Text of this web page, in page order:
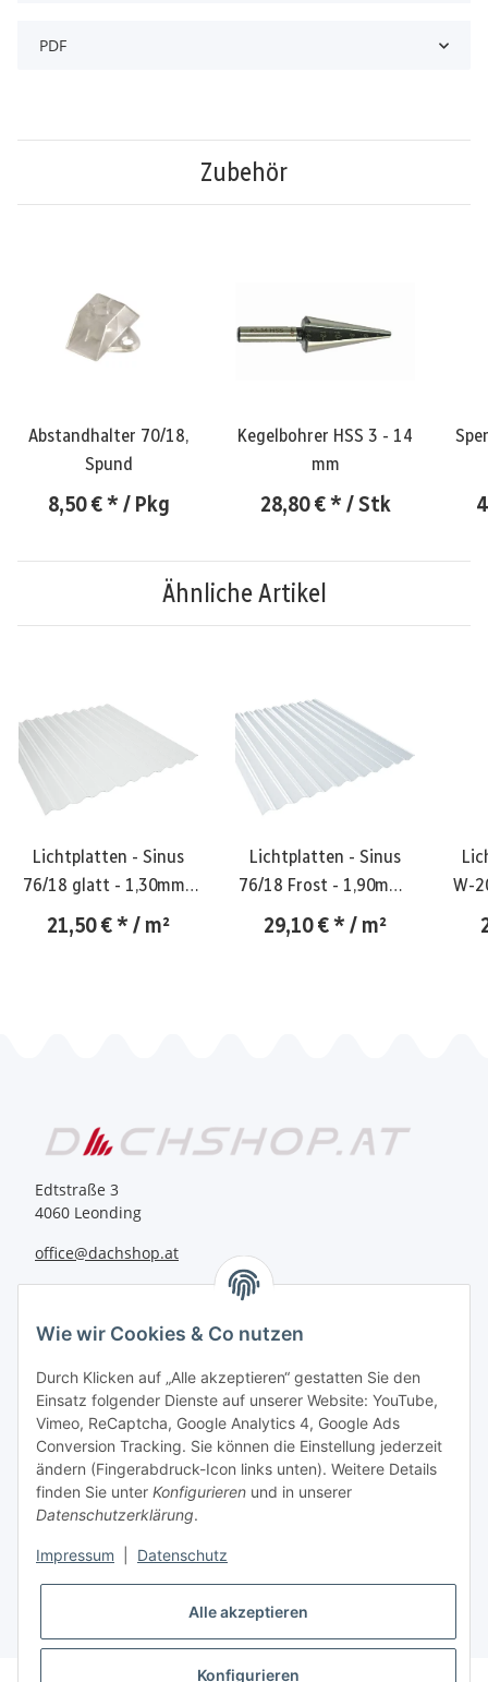
PDF
Zubehör
Abstandhalter 70/18,
Spund
8,50 €* / Pkg
Kegelbohrer HSS 3 - 14
mm
28,80 €* / Stk
Ähnliche Artikel
Lichtplatten - Sinus
76/18 glatt - 1,30mm /
Bio Line - klar
21,50 €* / m²
Lichtplatten - Sinus
76/18 Frost - 1,90mm /
Bio Line - gekräuselt
29,10 €* / m²
W-
Edtstraße 3
4060 Leonding
office@dachshop.at
Informationen
Sie haben Fragen zu
+43 732 67 37 27
Wie wir Cookies & Co nutzen
Durch Klicken auf „Alle akzeptieren“ gestatten Sie den
Einsatz folgender Dienste auf unserer Website: YouTube,
Vimeo, ReCaptcha, Google Analytics 4, Google Ads
Conversion Tracking. Sie können die Einstellung jederzeit
ändern (Fingerabdruck-Icon links unten). Weitere Details
finden Sie unter Konfigurieren und in unserer
Datenschutzerklärung.
Impressum Datenschutz
Alle akzeptieren
Konfigurieren